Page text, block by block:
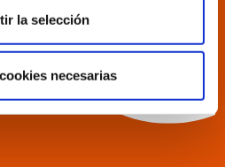
la selección
necesarias